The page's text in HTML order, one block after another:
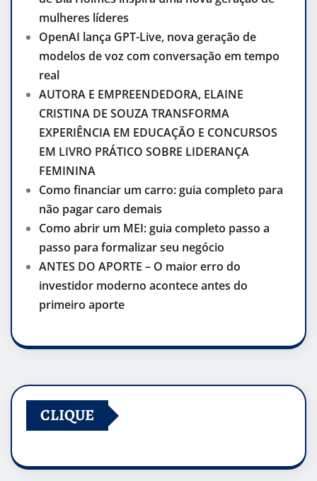
mulheres líderes
OpenAI lança GPT-Live, nova geração de
modelos de voz com conversação em tempo
real
AUTORA E EMPREENDEDORA, ELAINE
CRISTINA DE SOUZA TRANSFORMA
EXPERIÊNCIA EM EDUCAÇÃO E CONCURSOS
EM LIVRO PRÁTICO SOBRE LIDERANÇA
FEMININA
Como financiar um carro: guia completo para
não pagar caro demais
Como abrir um MEI: guia completo passo a
passo para formalizar seu negócio
ANTES DO APORTE – O maior erro do
investidor moderno acontece antes do
primeiro aporte
CLIQUE